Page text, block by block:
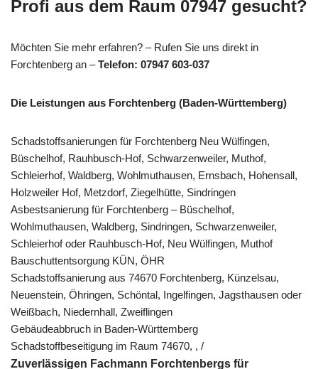
Profi aus dem Raum 07947 gesucht?
Möchten Sie mehr erfahren? – Rufen Sie uns direkt in
Forchtenberg an –Telefon: 07947 603-037
Die Leistungen aus Forchtenberg (Baden-Württemberg)
Schadstoffsanierungen für Forchtenberg Neu Wülfingen,
Büschelhof, Rauhbusch-Hof, Schwarzenweiler, Muthof,
Schleierhof, Waldberg, Wohlmuthausen, Ernsbach, Hohensall,
Holzweiler Hof, Metzdorf, Ziegelhütte, Sindringen
Asbestsanierung für Forchtenberg – Büschelhof,
Wohlmuthausen, Waldberg, Sindringen, Schwarzenweiler,
Schleierhof oder Rauhbusch-Hof, Neu Wülfingen, Muthof
Bauschuttentsorgung KÜN, ÖHR
Schadstoffsanierung aus 74670 Forchtenberg, Künzelsau,
Neuenstein, Öhringen, Schöntal, Ingelfingen, Jagsthausen oder
Weißbach, Niedernhall, Zweiflingen
Gebäudeabbruch in Baden-Württemberg
Schadstoffbeseitigung im Raum 74670, , /
Zuverlässigen Fachmann Forchtenbergs für